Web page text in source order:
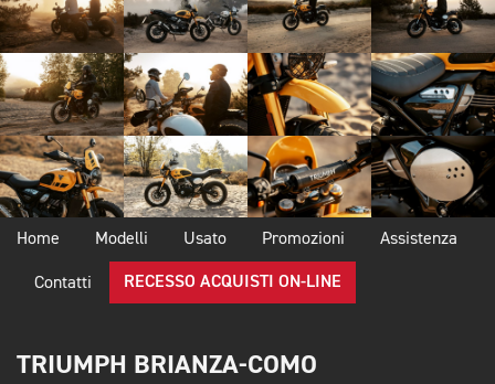
Home Modelli Usato Promozioni Assistenza
Contatti RECESSO ACQUISTI ON-LINE
TRIUMPH BRIANZA-COMO